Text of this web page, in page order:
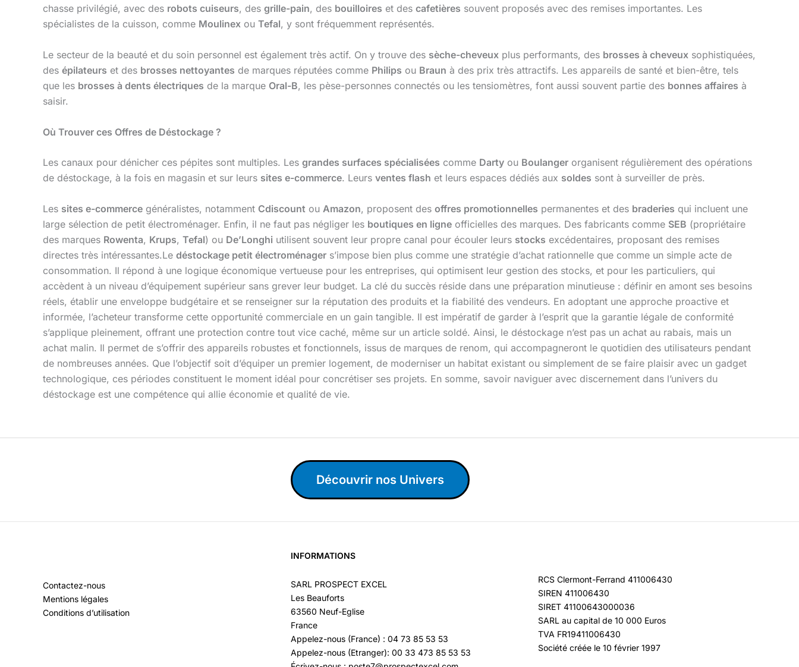
chasse privilégié, avec des robots cuiseurs, des grille-pain, des bouilloires et des cafetières souvent proposés avec des remises importantes. Les
spécialistes de la cuisson, comme Moulinex ou Tefal, y sont fréquemment représentés.
Le secteur de la beauté et du soin personnel est également très actif. On y trouve des sèche-cheveux plus performants, des brosses à cheveux sophistiquées,
des épilateurs et des brosses nettoyantes de marques réputées comme Philips ou Braun à des prix très attractifs. Les appareils de santé et bien-être, tels
que les brosses à dents électriques de la marque Oral-B, les pèse-personnes connectés ou les tensiomètres, font aussi souvent partie des bonnes affaires à
saisir.
Où Trouver ces Offres de Déstockage ?
Les canaux pour dénicher ces pépites sont multiples. Les grandes surfaces spécialisées comme Darty ou Boulanger organisent régulièrement des opérations
de déstockage, à la fois en magasin et sur leurs sites e-commerce. Leurs ventes flash et leurs espaces dédiés aux soldes sont à surveiller de près.
Les sites e-commerce généralistes, notamment Cdiscount ou Amazon, proposent des offres promotionnelles permanentes et des braderies qui incluent une
large sélection de petit électroménager. Enfin, il ne faut pas négliger les boutiques en ligne officielles des marques. Des fabricants comme SEB (propriétaire
des marques Rowenta, Krups, Tefal) ou De’Longhi utilisent souvent leur propre canal pour écouler leurs stocks excédentaires, proposant des remises
directes très intéressantes.Le déstockage petit électroménager s’impose bien plus comme une stratégie d’achat rationnelle que comme un simple acte de
consommation. Il répond à une logique économique vertueuse pour les entreprises, qui optimisent leur gestion des stocks, et pour les particuliers, qui
accèdent à un niveau d’équipement supérieur sans grever leur budget. La clé du succès réside dans une préparation minutieuse : définir en amont ses besoins
réels, établir une enveloppe budgétaire et se renseigner sur la réputation des produits et la fiabilité des vendeurs. En adoptant une approche proactive et
informée, l’acheteur transforme cette opportunité commerciale en un gain tangible. Il est impératif de garder à l’esprit que la garantie légale de conformité
s’applique pleinement, offrant une protection contre tout vice caché, même sur un article soldé. Ainsi, le déstockage n’est pas un achat au rabais, mais un
achat malin. Il permet de s’offrir des appareils robustes et fonctionnels, issus de marques de renom, qui accompagneront le quotidien des utilisateurs pendant
de nombreuses années. Que l’objectif soit d’équiper un premier logement, de moderniser un habitat existant ou simplement de se faire plaisir avec un gadget
technologique, ces périodes constituent le moment idéal pour concrétiser ses projets. En somme, savoir naviguer avec discernement dans l’univers du
déstockage est une compétence qui allie économie et qualité de vie.
Découvrir nos Univers
Contactez-nous
Mentions légales
Conditions d’utilisation
INFORMATIONS
SARL PROSPECT EXCEL
Les Beauforts
63560 Neuf-Eglise
France
Appelez-nous (France) : 04 73 85 53 53
Appelez-nous (Etranger): 00 33 473 85 53 53
RCS Clermont-Ferrand 411006430
SIREN 411006430
SIRET 41100643000036
SARL au capital de 10 000 Euros
TVA FR19411006430
Société créée le 10 février 1997